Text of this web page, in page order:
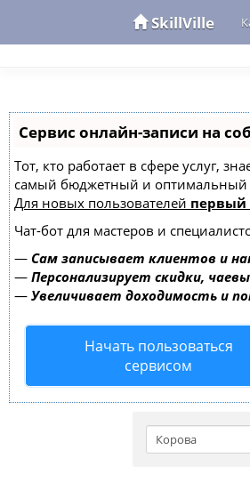
SkillVille
Сервис онлайн-записи на
Тот, кто работает в сфере услуг,
самый бюджетный и оптимальный
Для новых пользователей первый
Чат-бот для мастеров и
— Сам записывает клиентов и
— Персонализирует скидки,
— Увеличивает доходимость и
Начать пользоваться
сервисом